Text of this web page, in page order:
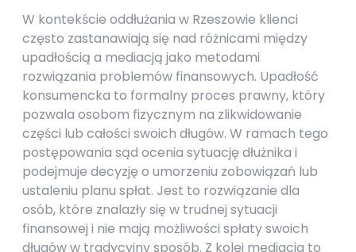
W kontekście oddłużania w Rzeszowie klienci
często zastanawiają się nad różnicami między
upadłością a mediacją jako metodami
rozwiązania problemów finansowych. Upadłość
konsumencka to formalny proces prawny, który
pozwala osobom fizycznym na zlikwidowanie
części lub całości swoich długów. W ramach tego
postępowania sąd ocenia sytuację dłużnika i
podejmuje decyzję o umorzeniu zobowiązań lub
ustaleniu planu spłat. Jest to rozwiązanie dla
osób, które znalazły się w trudnej sytuacji
finansowej i nie mają możliwości spłaty swoich
długów w tradycyjny sposób. Z kolei mediacja to